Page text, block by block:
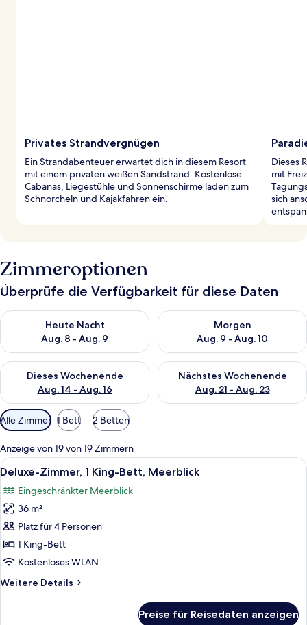
Privates Strandvergnügen
Ein Strandabenteuer erwartet dich in diesem Resort
mit einem privaten weißen Sandstrand. Kostenlose
Cabanas, Liegestühle und Sonnenschirme laden zum
Schnorcheln und Kajakfahren ein.
Dieses
mit
sich
Zimmeroptionen
Überprüfe die Verfügbarkeit für diese Daten
Heute Nacht
Aug. 8 - Aug. 9
Überprüfe die Verfügbarkeit für heute Nacht, Aug. 8 - Aug. 9.
Morgen
Aug. 9 - Aug. 10
Überprüfe die Verfügbarkeit
Dieses Wochenende
Aug. 14 - Aug. 16
Überprüfe die Verfügbarkeit für dieses Wochenende, Aug. 14
Nächstes Wochenende
Aug. 21 - Aug. 23
Überprüfe die Verfügbarkeit
Verfügbare
Filter
für
Zimmer
Alle Zimmer 1 Bett 2 Betten
Anzeige von 19 von 19 Zimmern
Alle
Fotos
für
Deluxe-
Zimmer,
1 King-
Bett,
anzeigen
Ein Hotelzimmer mit einem großen
7
Deluxe-Zimmer, 1 King-Bett, Meerblick
Eingeschränkter Meerblick
36 m²
Platz für 4 Personen
1 King-Bett
Kostenloses WLAN
Weitere Details
Weitere
Preise für Reisedaten anzeigen